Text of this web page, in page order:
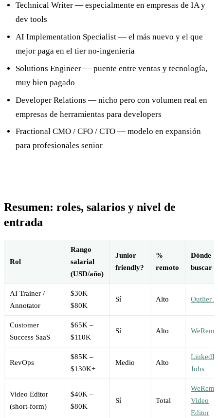
Technical Writer — especialmente en empresas de IA y
dev tools
AI Implementation Specialist — el más nuevo y el que
mejor paga en el tier no-ingeniería
Solutions Engineer — puente entre ventas y tecnología,
muy bien pagado
Developer Relations — nicho pero con volumen real en
empresas de herramientas para developers
Fractional CMO / CFO / CTO — modelo en expansión
para profesionales senior
Resumen: roles, salarios y nivel de
entrada
Rol
Rango
salarial
(USD/año)
Junior
friendly?
%
remoto
Dónde
buscar
AI Trainer /
Annotator
$30K –
$80K
Sí Alto Outlier
Customer
Success SaaS
$65K –
$110K
Sí Alto
RevOps
$85K –
$130K+
Medio Alto
Jobs
Video Editor
(short-form)
$40K –
$80K
Sí Total
Video
Editor